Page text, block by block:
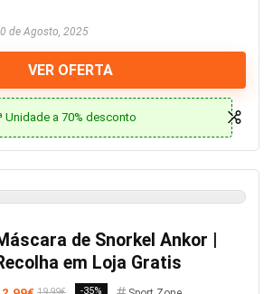
de Agosto, 2025
VER OFERTA
Unidade a 70% desconto
de Snorkel Ankor |
em Loja Gratis
-35%